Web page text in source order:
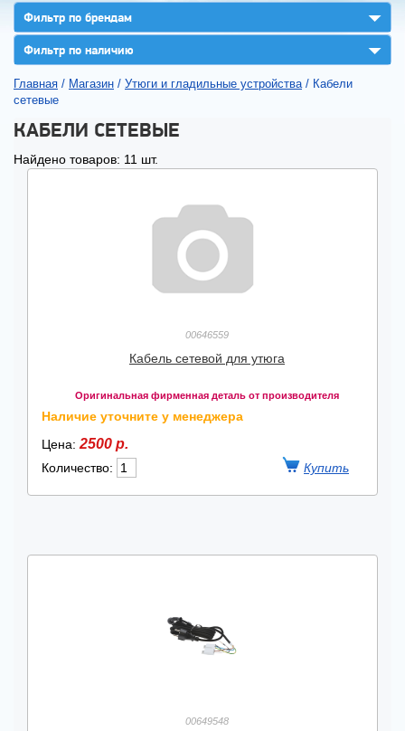
Фильтр по брендам ▼
Фильтр по наличию ▼
Главная / Магазин / Утюги и гладильные устройства/ Кабели
сетевые
КАБЕЛИ СЕТЕВЫЕ
Найдено товаров: 11 шт.
00646559
Кабель сетевой для утюга
Оригинальная фирменная деталь от производителя
Наличие уточните у менеджера
Цена: 2500 р.
Количество:
00649548